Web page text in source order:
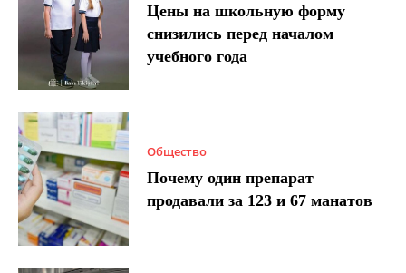
Цены на школьную форму
снизились перед началом
учебного года
Общество
Почему один препарат
продавали за 123 и 67 манатов